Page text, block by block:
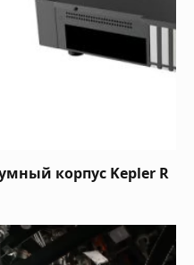
корпус Kepler R